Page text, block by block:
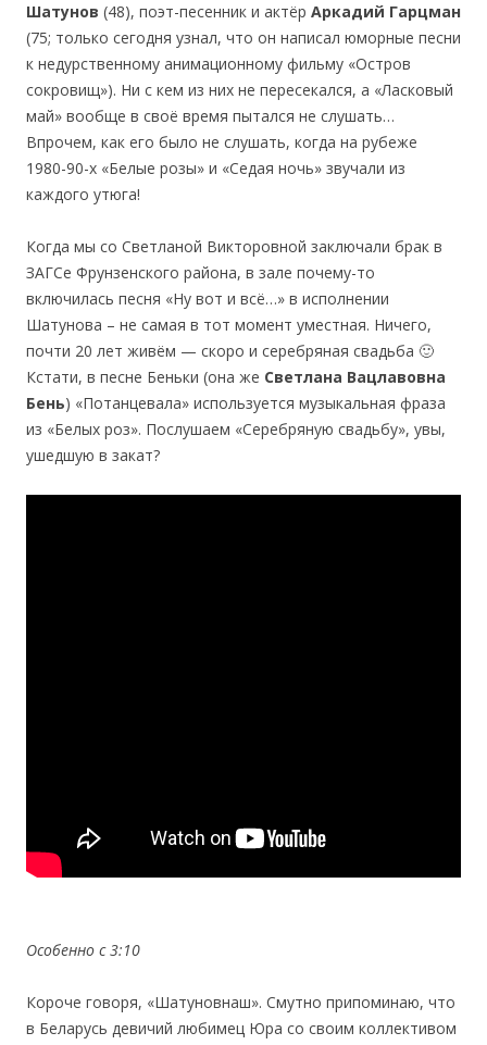
Шатунов (48), поэт-песенник и актёр Аркадий Гарцман
(75; только сегодня узнал, что он написал юморные песни
к недурственному анимационному фильму «Остров
сокровищ»). Ни с кем из них не пересекался, а «Ласковый
май» вообще в своё время пытался не слушать…
Впрочем, как его было не слушать, когда на рубеже
1980-90-х «Белые розы» и «Седая ночь» звучали из
каждого утюга!
Когда мы со Светланой Викторовной заключали брак в
ЗАГСе Фрунзенского района, в зале почему-то
включилась песня «Ну вот и всё…» в исполнении
Шатунова – не самая в тот момент уместная. Ничего,
почти 20 лет живём — скоро и серебряная свадьба 🙂
Кстати, в песне Беньки (она же Светлана Вацлавовна
Бень) «Потанцевала» используется музыкальная фраза
из «Белых роз». Послушаем «Серебряную свадьбу», увы,
ушедшую в закат?
Особенно с 3:10
Короче говоря, «Шатуновнаш». Смутно припоминаю, что
в Беларусь девичий любимец Юра со своим коллективом